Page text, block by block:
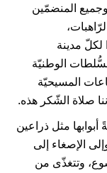
المنضمّين
لكلّ مدينة
الوطنيّة
المسيحيّة
صلاة الشّكر هذه.
أبوابها مثل ذراعين
الإصغاء إلى
وتتغذّى من